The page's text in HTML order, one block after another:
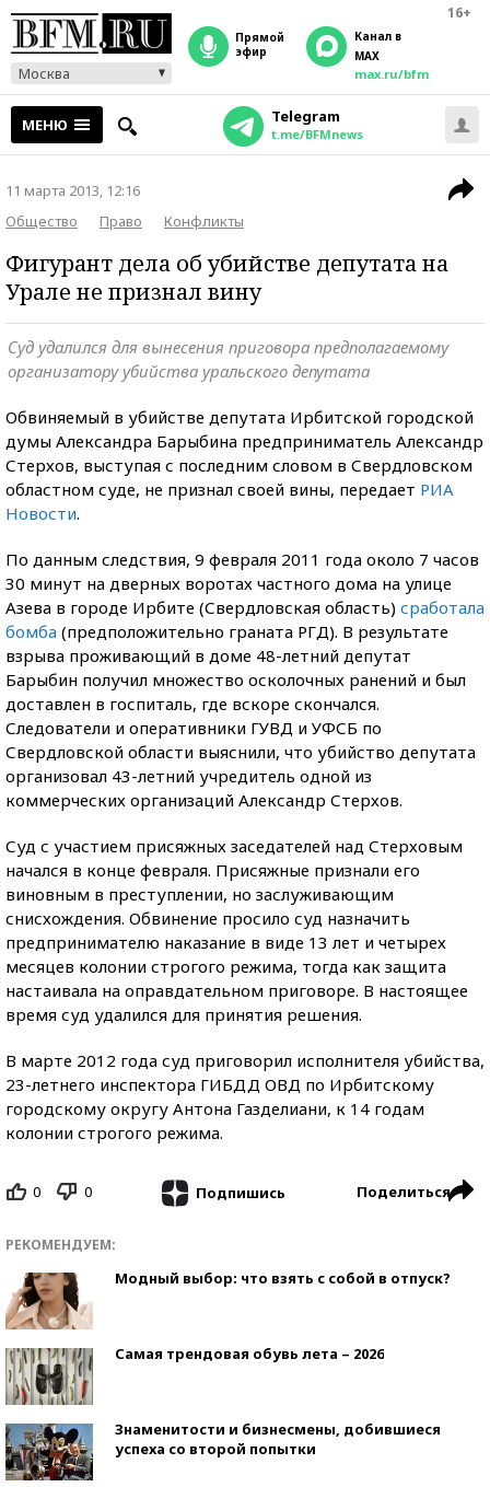
16+
Москва
прямой
эфир
Канал в
MAX
max.ru/bfm
МЕНЮ Telegram
t.me/BFMnews
11 марта 2013, 12:16
Общество
Право Конфликты
Фигурант дела об убийстве депутата на
Урале не признал вину
Суд удалился для вынесения приговора предполагаемому
организатору убийства уральского депутата
Обвиняемый в убийстве депутата Ирбитской городской
думы Александра Барыбина предприниматель Александр
Стерхов, выступая с последним словом в Свердловском
областном суде, не признал своей вины, передает РИА
Новости.
По данным следствия, 9 февраля 2011 года около 7 часов
30 минут на дверных воротах частного дома на улице
Азева в городе Ирбите (Свердловская область) сработала
бомба (предположительно граната РГД). В результате
взрыва проживающий в доме 48-летний депутат
Барыбин получил множество осколочных ранений и был
доставлен в госпиталь, где вскоре скончался.
Следователи и оперативники ГУВД и УФСБ по
Свердловской области выяснили, что убийство депутата
организовал 43-летний учредитель одной из
коммерческих организаций Александр Стерхов.
Суд с участием присяжных заседателей над Стерховым
начался в конце февраля. Присяжные признали его
виновным в преступлении, но заслуживающим
снисхождения. Обвинение просило суд назначить
предпринимателю наказание в виде 13 лет и четырех
месяцев колонии строгого режима, тогда как защита
настаивала на оправдательном приговоре. В настоящее
время суд удалился для принятия решения.
В марте 2012 года суд приговорил исполнителя убийства,
23-летнего инспектора ГИБДД ОВД по Ирбитскому
городскому округу Антона Газделиани, к 14 годам
колонии строгого режима.
0 0 Подпишись Поделиться
РЕКОМЕНДУЕМ:
Модный выбор: что взять с собой в отпуск?
Самая трендовая обувь лета – 2026
Знаменитости и бизнесмены, добившиеся
успеха со второй попытки